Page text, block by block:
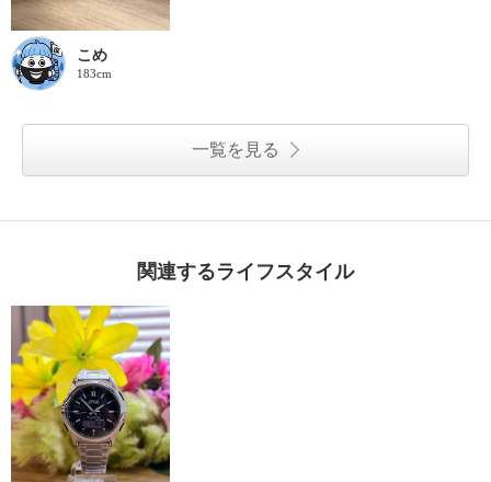
こめ
183cm
一覧を見る
関連するライフスタイル